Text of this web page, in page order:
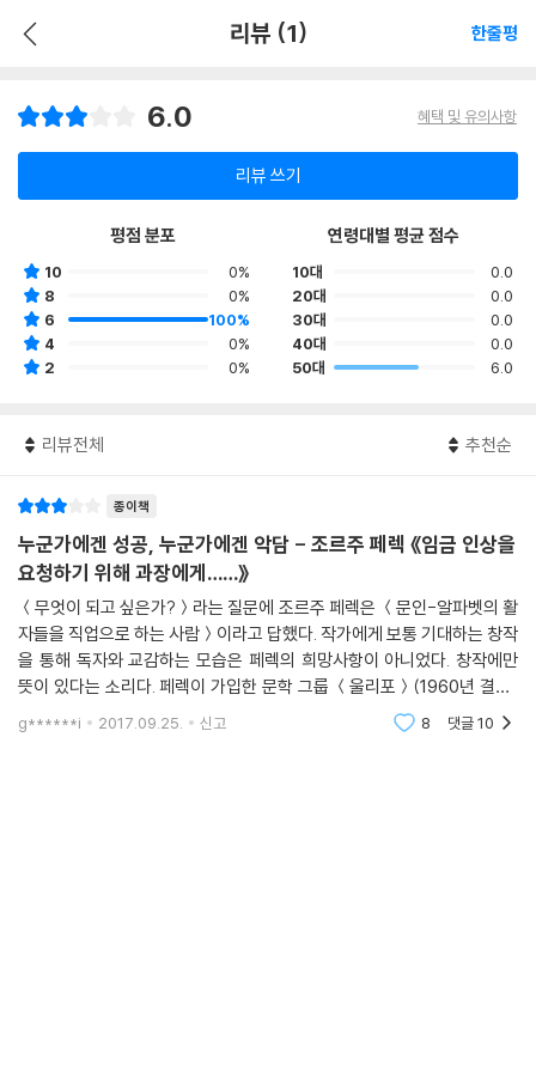
리뷰 (1) 한줄평
6.0 혜택 및 유의사항
리뷰 쓰기
평점 분포
10
0%
8
0%
6
100%
4
0%
2
0%
연령대별 평균 점수
10대
0.0
20대
0.0
30대
0.0
40대
0.0
50대
6.0
리뷰전체 추천순
종이책
누군가에겐 성공, 누군가에겐 악담 - 조르주 페렉 《임금 인상을
요청하기 위해 과장에게……》
＜무엇이 되고 싶은가?＞라는 질문에 조르주 페렉은 ＜문인-알파벳의 활
자들을 직업으로 하는 사람＞이라고 답했다. 작가에게 보통 기대하는 창작
을 통해 독자와 교감하는 모습은 페렉의 희망사항이 아니었다. 창작에만
뜻이 있다는 소리다. 페렉이 가입한 문학 그룹 ＜울리포＞(1960년 결성)
의 주된 관심사도 ‘문학의 형식화’였다. 이들은 현대 수학, 물리학, 언어학
등을 문학에 적용
g******i 2017.09.25. 신고 8 댓글10